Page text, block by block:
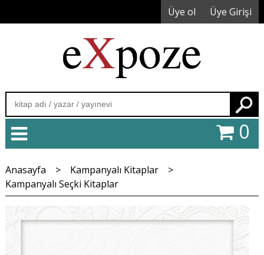
Üye ol Üye Girişi
0
Anasayfa > Kampanyalı Kitaplar
>
Kampanyalı Seçki Kitaplar